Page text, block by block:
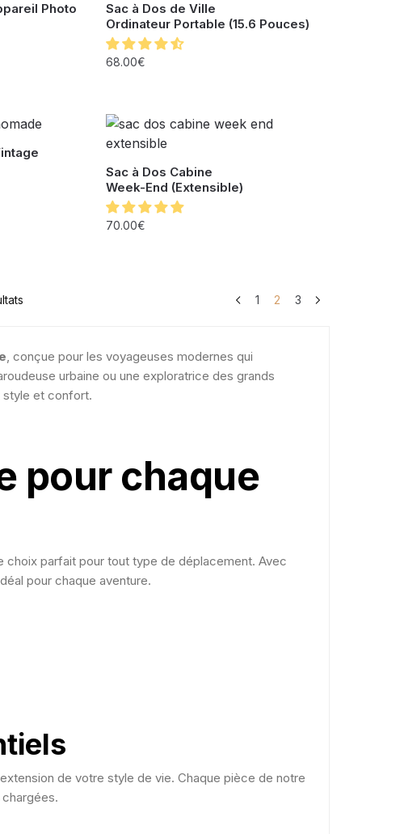
Photo
Sac à Dos de Ville
Ordinateur Portable (15.6 Pouces)
68.00€
Sac à Dos Cabine
Week-End (Extensible)
70.00€
1 2 3
, conçue pour les voyageuses modernes qui
urbaine ou une exploratrice des grands
style et confort.
pour chaque
choix parfait pour tout type de déplacement. Avec
pour chaque aventure.
de votre style de vie. Chaque pièce de notre